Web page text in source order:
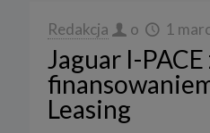
Redakcja o 1
Jaguar I-PACE
Leasing